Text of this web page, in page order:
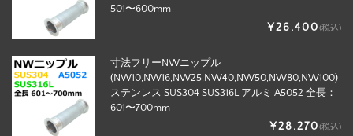
501〜600mm
¥26,400(税込)
寸法フリーNWニップル
(NW10,NW16,NW25,NW40,NW50,NW80,NW100)
ステンレス SUS304 SUS316L アルミ A5052 全長：
601〜700mm
¥28,270(税込)